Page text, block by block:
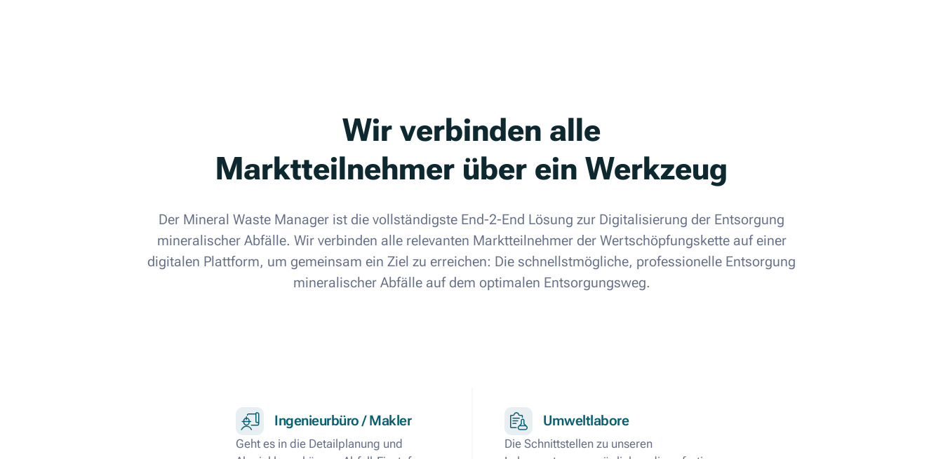
Wir verbinden alle
Marktteilnehmer über ein Werkzeug
Der Mineral Waste Manager ist die vollständigste End-2-End Lösung zur Digitalisierung der Entsorgung
mineralischer Abfälle. Wir verbinden alle relevanten Marktteilnehmer der Wertschöpfungskette auf einer
digitalen Plattform, um gemeinsam ein Ziel zu erreichen: Die schnellstmögliche, professionelle Entsorgung
mineralischer Abfälle auf dem optimalen Entsorgungsweg.
Ingenieurbüro / Makler
Geht es in die Detailplanung und
Umweltlabore
Die Schnittstellen zu unseren